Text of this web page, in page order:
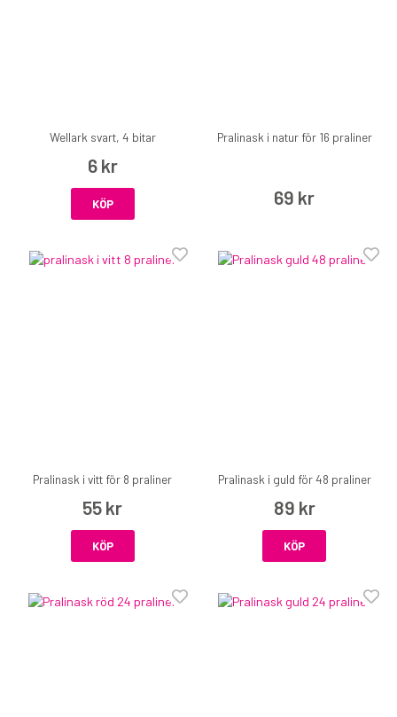
Wellark svart, 4 bitar
6 kr
KÖP
Pralinask i natur för 16 praliner
69 kr
Pralinask i vitt för 8 praliner
55 kr
KÖP
Pralinask i guld för 48 praliner
89 kr
KÖP